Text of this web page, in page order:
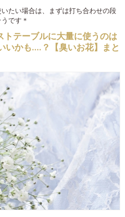
たい場合は、まずは打ち合わせの段
です＊
テーブルに大量に使うのは
いかも....？【臭いお花】まと